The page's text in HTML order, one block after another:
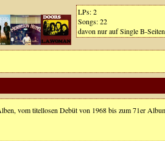
LPs: 2
Songs: 22
davon nur auf Single B-
vom titellosen Debüt von 1968 bis zum 71er